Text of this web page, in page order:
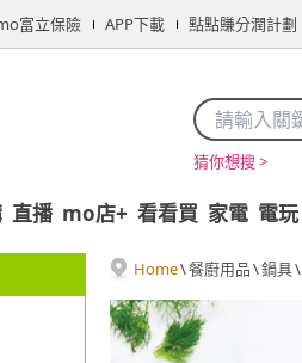
富立保險 APP下載 點點賺分潤計劃
猜你想搜 >
直播 mo店+ 看看買 家電 電玩
Home\餐廚用品\鍋具\